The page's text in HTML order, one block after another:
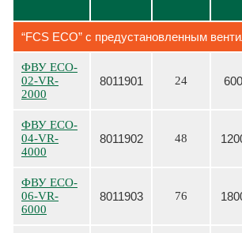
“FCS ECO” с предустановленным
ФВУ ECO-
02-VR-
2000
8011901 24
ФВУ ECO-
04-VR-
4000
8011902 48
ФВУ ECO-
06-VR-
6000
8011903 76